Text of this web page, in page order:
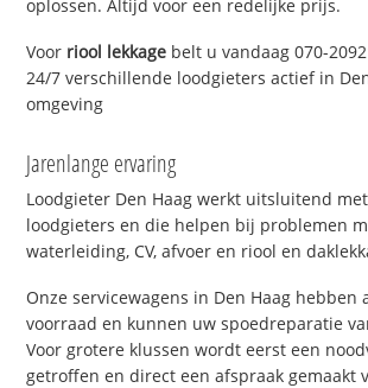
oplossen. Altijd voor een redelijke prijs.
Voor riool lekkage belt u vandaag 070-
24/7 verschillende loodgieters actief in
omgeving
Jarenlange ervaring
Loodgieter Den Haag werkt uitsluitend
loodgieters en die helpen bij problemen
waterleiding, CV, afvoer en riool en
Onze servicewagens in Den Haag hebben
voorraad en kunnen uw spoedreparatie
Voor grotere klussen wordt eerst een
getroffen en direct een afspraak gemaakt